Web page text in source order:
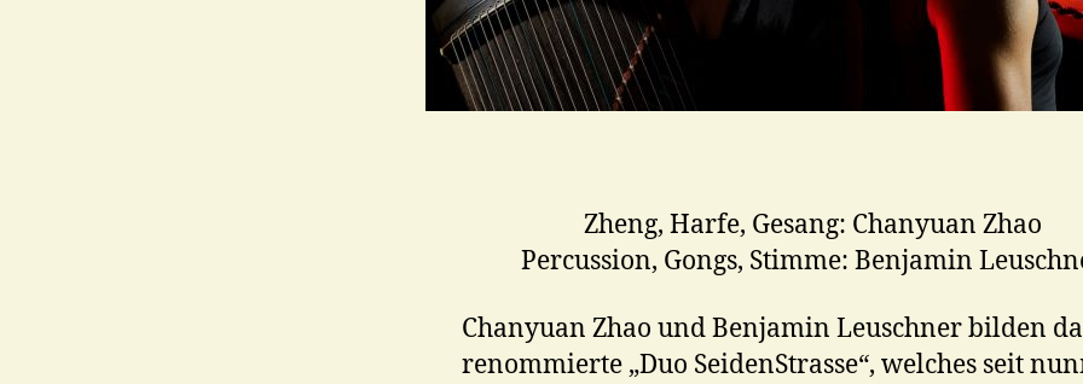
Zheng, Harfe, Gesang: Chanyuan Zhao
Percussion, Gongs, Stimme: Benjamin
Chanyuan Zhao und Benjamin Leuschner bilden
renommierte „Duo SeidenStrasse“, welches seit